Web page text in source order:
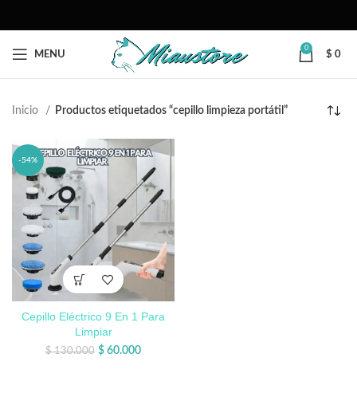
MENU
0
$ 0
Inicio Productos etiquetados “cepillo limpieza portátil”
-54%
Cepillo Eléctrico 9 En 1 Para
Limpiar
$130.000 $ 60.000